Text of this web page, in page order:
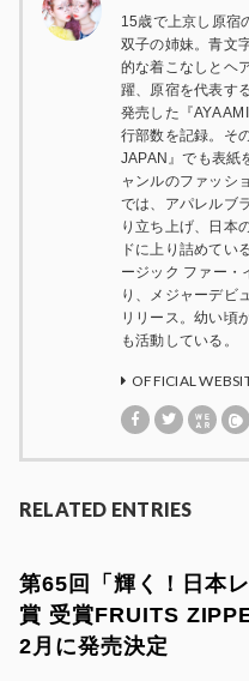
15歳で上京し原宿
双子の姉妹。青文
的な着こなしとヘ
躍、原宿を代表す
発売した『AYA
行部数を記録。そ
JAPAN』でも表紙
ャンルのファッシ
では、アパレルブ
り立ち上げ、日本
ドに上り詰めてい
ージック ファー・
り、メジャーデビ
リリース。幼い頃
も活動している。
OFFICIAL
RELATED ENTRIES
第65回「輝く！日本
賞 受賞FRUITS
2月に発売決定